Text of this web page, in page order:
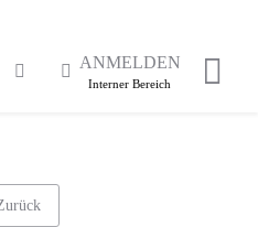
ANMELDEN
Interner Bereich